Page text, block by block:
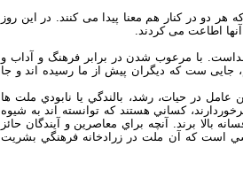
در کنار هم معنا پیدا می کنند. در این روز
اطاعت می کردند.
با مرعوب شدن در برابر فرهنگ و آداب و
جایی ست که دیگران پیش از ما رسیده اند و جا
در حيات، رشد، بالندگي يا نابودي ملت ها
كساني هستند كه توانسته اند به شيوه
بالا برند. آنچه براي معاصرين و آيندگان حائز
است كه آن ملت در زرادخانه فرهنگي بشريت